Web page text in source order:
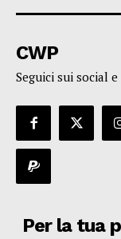
CWP
Seguici sui social
Per la tua